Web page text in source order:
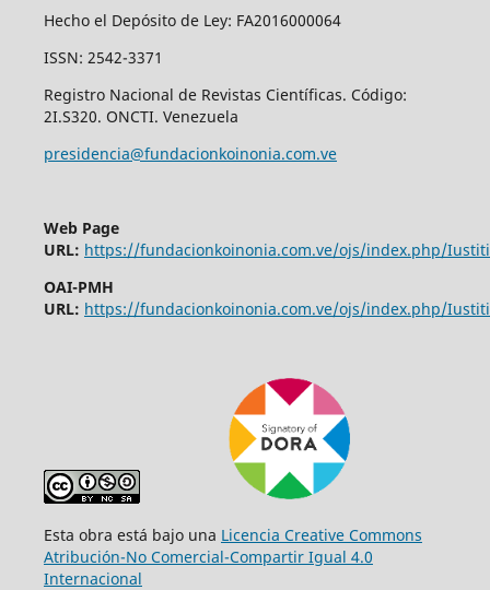
Hecho el Depósito de Ley: FA2016000064
ISSN: 2542-3371
Registro Nacional de Revistas Científicas. Código:
2I.S320. ONCTI. Venezuela
presidencia@fundacionkoinonia.com.ve
Web Page
URL: https://fundacionkoinonia.com.ve/ojs/index.php/
OAI-PMH
URL: https://fundacionkoinonia.com.ve/ojs/index.php/
Esta obra está bajo una Licencia Creative Commons
Atribución-No Comercial-Compartir Igual 4.0
Internacional